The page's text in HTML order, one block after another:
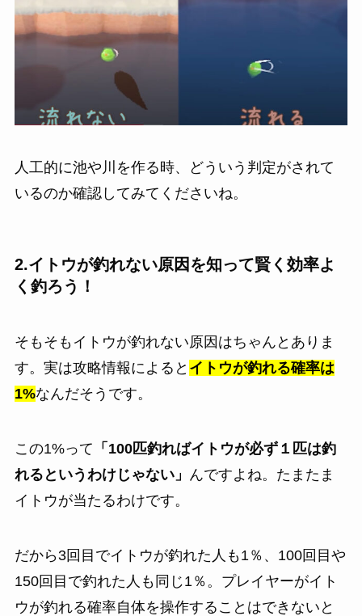
人工的に池や川を作る時、どういう判定がされて
いるのか確認してみてくださいね。
2.イトウが釣れない原因を知って賢く効率よ
く釣ろう！
そもそもイトウが釣れない原因はちゃんとありま
す。実は攻略情報によると イトウが釣れる確率は
1%なんだそうです。
この1%って 「100匹釣ればイトウが必ず１匹は釣
れるというわけじゃない」 んですよね。たまたま
イトウが当たるわけです。
だから3回目でイトウが釣れた人も1％、100回目や
150回目で釣れた人も同じ1％。プレイヤーがイト
ウが釣れる確率自体を操作することはできないと